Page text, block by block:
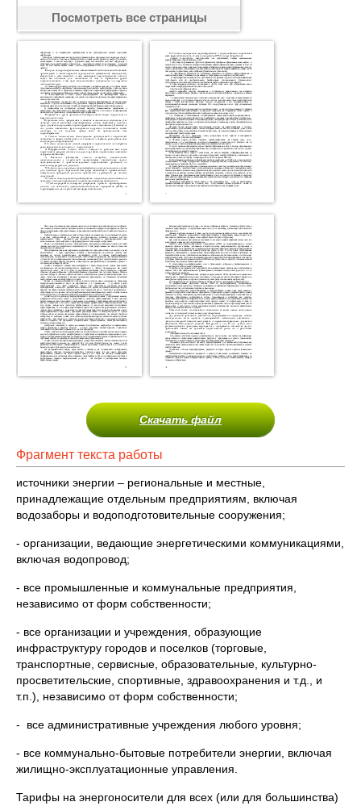
Посмотреть все страницы
Скачать файл
Фрагмент текста работы
источники энергии – региональные и местные,
принадлежащие отдельным предприятиям, включая
водозаборы и водоподготовительные сооружения;
- организации, ведающие энергетическими коммуникациями,
включая водопровод;
- все промышленные и коммунальные предприятия,
независимо от форм собственности;
- все организации и учреждения, образующие
инфраструктуру городов и поселков (торговые,
транспортные, сервисные, образовательные, культурно-
просветительские, спортивные, здравоохранения и т.д., и
т.п.), независимо от форм собственности;
- все административные учреждения любого уровня;
- все коммунально-бытовые потребители энергии, включая
жилищно-эксплуатационные управления.
Тарифы на энергоносители для всех (или для большинства)